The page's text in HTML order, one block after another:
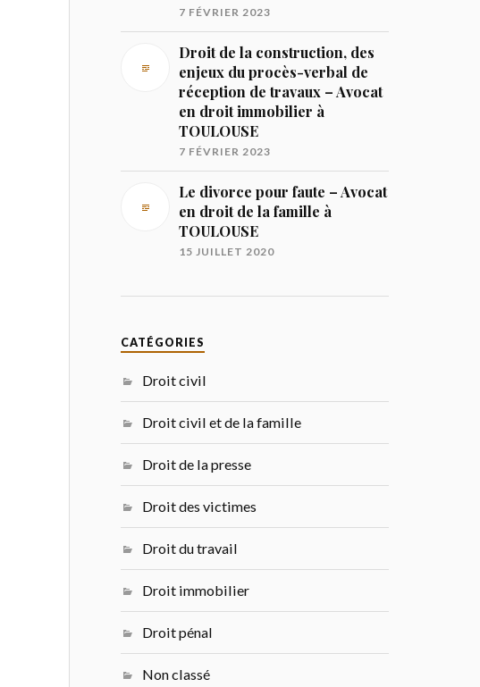
7 FÉVRIER 2023
Droit de la construction, des
enjeux du procès-verbal de
réception de travaux – Avocat
en droit immobilier à
TOULOUSE
7 FÉVRIER 2023
Le divorce pour faute – Avocat
en droit de la famille à
TOULOUSE
15 JUILLET 2020
CATÉGORIES
Droit civil
Droit civil et de la famille
Droit de la presse
Droit des victimes
Droit du travail
Droit immobilier
Droit pénal
Non classé